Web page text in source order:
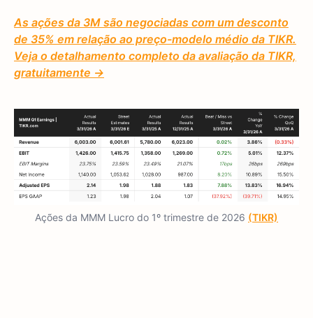
As ações da 3M são negociadas com um desconto
de 35% em relação ao preço-modelo médio da TIKR.
Veja o detalhamento completo da avaliação da TIKR,
gratuitamente →
Ações da MMM Lucro do 1º trimestre de 2026 (TIKR)